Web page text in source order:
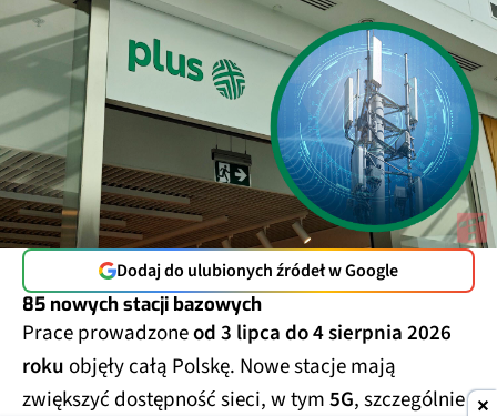
Dodaj do ulubionych źródeł w Google
85 nowych stacji bazowych
Prace prowadzoneod 3 lipca do 4 sierpnia 2026
rokuobjęły całą Polskę. Nowe stacje mają
zwiększyć dostępność sieci, w tym5G, szczególnie